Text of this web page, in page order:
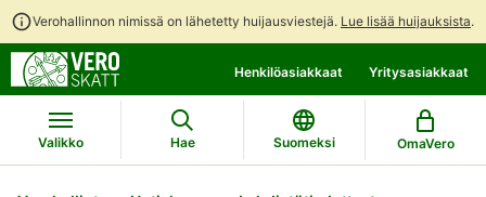
Verohallinnon nimissä on lähetetty huijausviestejä. Lue lisää huijauksista.
suoraan
sisältöön
koko
sivuston
hakuun
Henkilöasiakkaat Yritysasiakkaat
Valikko Hae Suomeksi OmaVero